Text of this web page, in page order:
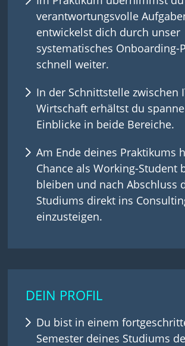
verantwortungsvolle
entwickelst dich durch unser
systematisches Onboarding-
schnell weiter.
In der Schnittstelle zwischen
Wirtschaft erhältst du
Einblicke in beide Bereiche.
Am Ende deines Praktikums
Chance als Working-Student
bleiben und nach Abschluss
Studiums direkt ins
einzusteigen.
DEIN PROFIL
Du bist in einem
Semester deines Studiums